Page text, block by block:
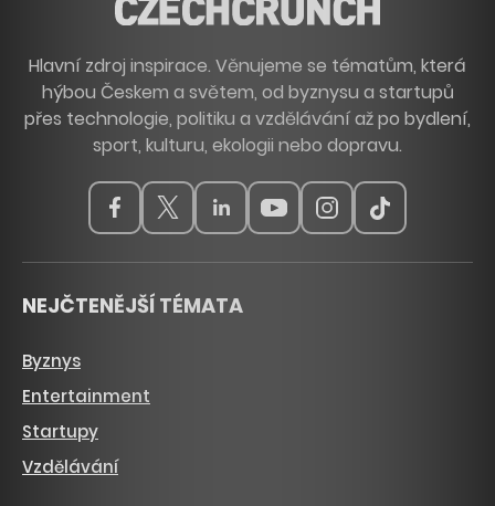
Hlavní zdroj inspirace. Věnujeme se tématům, která
hýbou Českem a světem, od byznysu a startupů
přes technologie, politiku a vzdělávání až po bydlení,
sport, kulturu, ekologii nebo dopravu.
NEJČTENĚJŠÍ TÉMATA
Byznys
Entertainment
Startupy
Vzdělávání